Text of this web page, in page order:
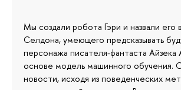
Мы создали робота Гэри и назвали его
Селдона, умеющего предсказывать
персонажа писателя-фантаста Айзека
основе модель машинного обучения.
новости, исходя из поведенческих